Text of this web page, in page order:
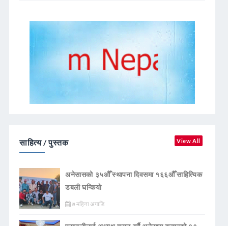
साहित्य / पुस्तक View All
अनेसासको ३५औँ स्थापना दिवसमा १६६औँ साहित्यिक
डबली घन्कियाे
७ महिना अगाडि